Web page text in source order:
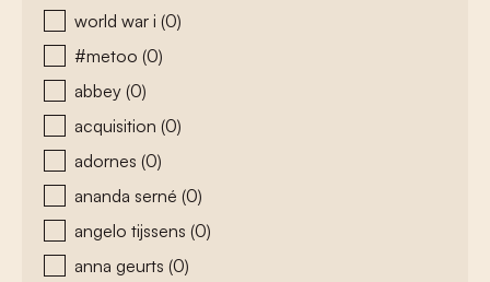
world war i (0)
#metoo (0)
abbey (0)
acquisition (0)
adornes (0)
ananda serné (0)
angelo tijssens (0)
anna geurts (0)